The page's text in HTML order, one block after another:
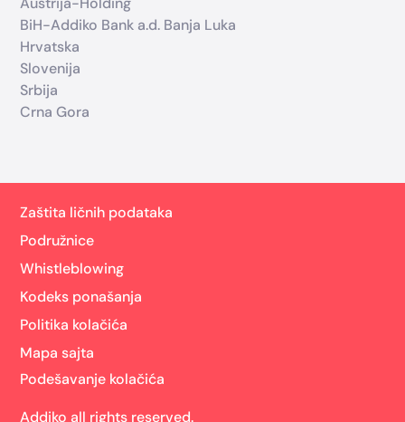
BiH-Addiko Bank a.d. Banja Luka
Hrvatska
Slovenija
Srbija
Crna Gora
Addiko all rights reserved.
Zaštita ličnih podataka
Podružnice
Whistleblowing
Kodeks ponašanja
Politika kolačića
Mapa sajta
Podešavanje kolačića